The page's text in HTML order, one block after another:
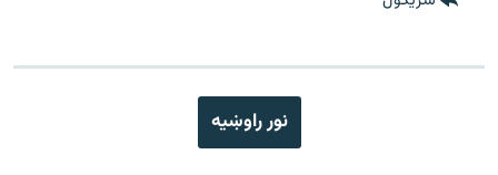
نور راوښيه